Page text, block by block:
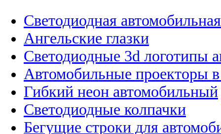
Светодиодная
Ангельские глазки
Светодиодные 3d логотипы
Автомобильные проекторы
Гибкий неон автомобильный
Светодиодные колпачки
Бегущие строки для